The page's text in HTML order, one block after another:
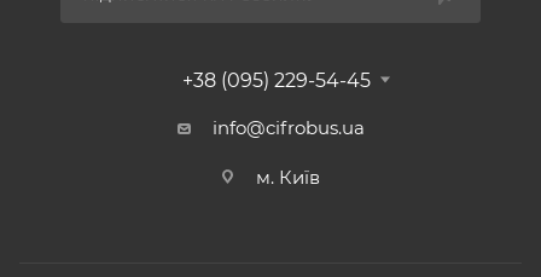
+38 (095) 229-54-45
info@cifrobus.ua
м. Київ